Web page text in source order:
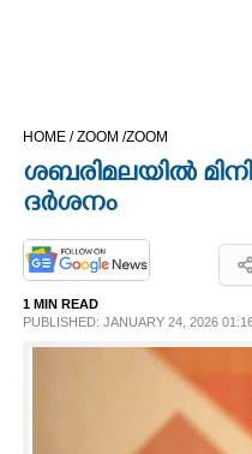
HOME /ZOOM /ZOOM
ശബരിമലയിൽ
ദർശനം
1 MIN READ
PUBLISHED: JANUARY 24, 2026